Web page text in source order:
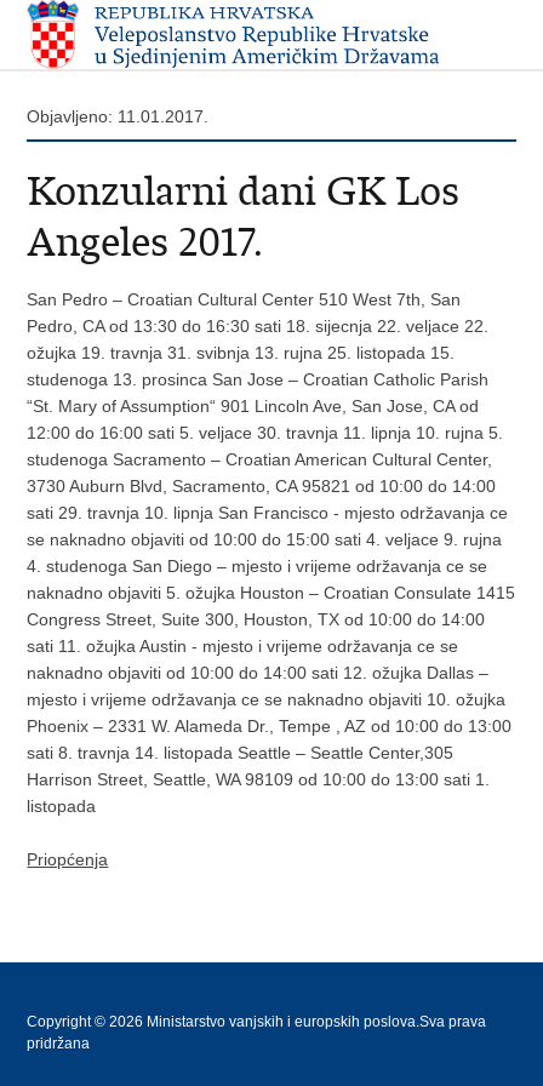
Objavljeno: 11.01.2017.
Konzularni dani GK Los
Angeles 2017.
San Pedro – Croatian Cultural Center 510 West 7th, San
Pedro, CA od 13:30 do 16:30 sati 18. sijecnja 22. veljace 22.
ožujka 19. travnja 31. svibnja 13. rujna 25. listopada 15.
studenoga 13. prosinca San Jose – Croatian Catholic Parish
“St. Mary of Assumption“ 901 Lincoln Ave, San Jose, CA od
12:00 do 16:00 sati 5. veljace 30. travnja 11. lipnja 10. rujna 5.
studenoga Sacramento – Croatian American Cultural Center,
3730 Auburn Blvd, Sacramento, CA 95821 od 10:00 do 14:00
sati 29. travnja 10. lipnja San Francisco - mjesto održavanja ce
se naknadno objaviti od 10:00 do 15:00 sati 4. veljace 9. rujna
4. studenoga San Diego – mjesto i vrijeme održavanja ce se
naknadno objaviti 5. ožujka Houston – Croatian Consulate 1415
Congress Street, Suite 300, Houston, TX od 10:00 do 14:00
sati 11. ožujka Austin - mjesto i vrijeme održavanja ce se
naknadno objaviti od 10:00 do 14:00 sati 12. ožujka Dallas –
mjesto i vrijeme održavanja ce se naknadno objaviti 10. ožujka
Phoenix – 2331 W. Alameda Dr., Tempe , AZ od 10:00 do 13:00
sati 8. travnja 14. listopada Seattle – Seattle Center,305
Harrison Street, Seattle, WA 98109 od 10:00 do 13:00 sati 1.
listopada
Priopćenja
Copyright © 2026 Ministarstvo vanjskih i europskih poslova.Sva prava
pridržana